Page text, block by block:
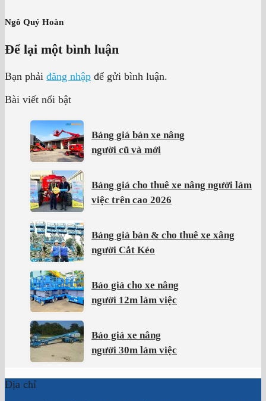
Ngô Quý Hoàn
Để lại một bình luận
Bạn phải đăng nhập để gửi bình luận.
Bài viết nổi bật
Bảng giá bán xe nâng
người cũ và mới
Bảng giá cho thuê xe nâng người làm
việc trên cao 2026
Bảng giá bán & cho thuê xe xâng
người Cắt Kéo
Báo giá cho xe nâng
người 12m làm việc
Báo giá xe nâng
người 30m làm việc
Địa chỉ